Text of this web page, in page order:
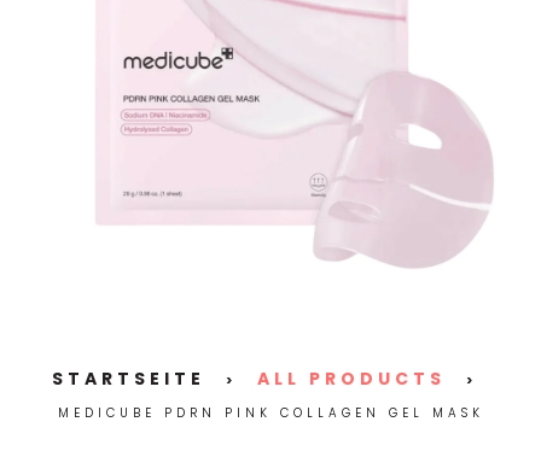
STARTSEITE > ALL PRODUCTS
>
MEDICUBE PDRN PINK COLLAGEN GEL MASK